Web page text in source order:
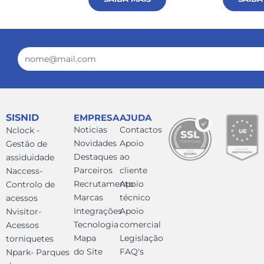
Email
SISNID
Nclock -
Gestão de
assiduidade
Naccess-
Controlo de
acessos
Nvisitor-
Acessos
torniquetes
Npark- Parques
EMPRESA
Noticias
Novidades
Destaques
Parceiros
Recrutamento
Marcas
Integrações
Tecnologia
Mapa
do Site
AJUDA
Contactos
Apoio
ao
cliente
Apoio
técnico
Apoio
comercial
Legislação
FAQ's